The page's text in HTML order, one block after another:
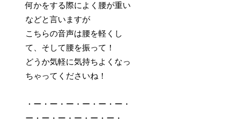
何かをする際によく腰が重い
などと言いますが
こちらの音声は腰を軽くし
て、そして腰を振って！
どうか気軽に気持ちよくなっ
ちゃってくださいね！
・ー・ー・ー・ー・ー・ー・
ー・ー・ー・ー・ー・ー・